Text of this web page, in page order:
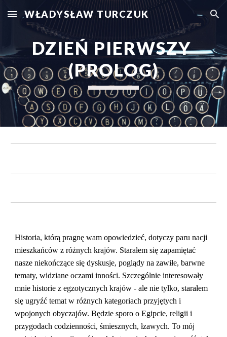
Skip to main content Skip to navigation
WŁADYSŁAW TURCZUK
DZIEŃ PIERWSZY
(PROLOG)
Historia, którą pragnę wam opowiedzieć, dotyczy paru nacji
mieszkańców z różnych krajów. Starałem się zapamiętać
nasze niekończące się dyskusje, poglądy na zawiłe, barwne
tematy, widziane oczami inności. Szczególnie interesowały
mnie historie z egzotycznych krajów - ale nie tylko, starałem
się ugryźć temat w różnych kategoriach przyjętych i
wpojonych obyczajów. Będzie sporo o Egipcie, religii i
przygodach codzienności, śmiesznych, łzawych. To mój